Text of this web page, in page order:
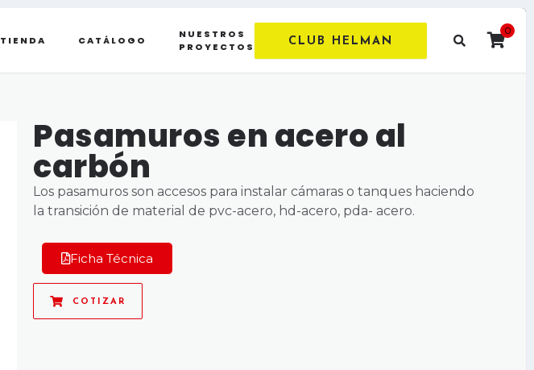
TIENDA CATÁLOGO
NUESTROS
PROYECTOS
CLUB HELMAN
0
Pasamuros en acero al
carbón
Los pasamuros son accesos para instalar cámaras o tanques haciendo
la transición de material de pvc-acero, hd-acero, pda- acero.
Ficha Técnica
COTIZAR